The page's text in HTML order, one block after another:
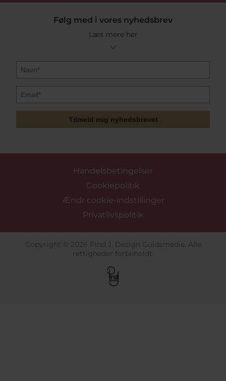
Følg med i vores nyhedsbrev
Læs mere her
Tilmeld mig nyhedsbrevet
Handelsbetingelser
Cookiepolitik
Ændr cookie-indstillinger
Privatlivspolitik
Copyright © 2026 Pind J. Design Guldsmedie. Alle
rettigheder forbeholdt.